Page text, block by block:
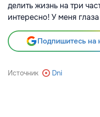
делить жизнь на три
интересно! У меня
Подпишитесь на
Источник Dni